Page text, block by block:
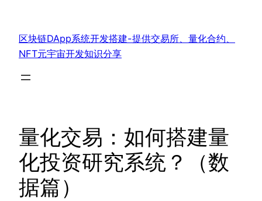
区块链DApp系统开发搭建-提供交易所、量化合约、
NFT元宇宙开发知识分享
量化交易：如何搭建量
化投资研究系统？（数
据篇）